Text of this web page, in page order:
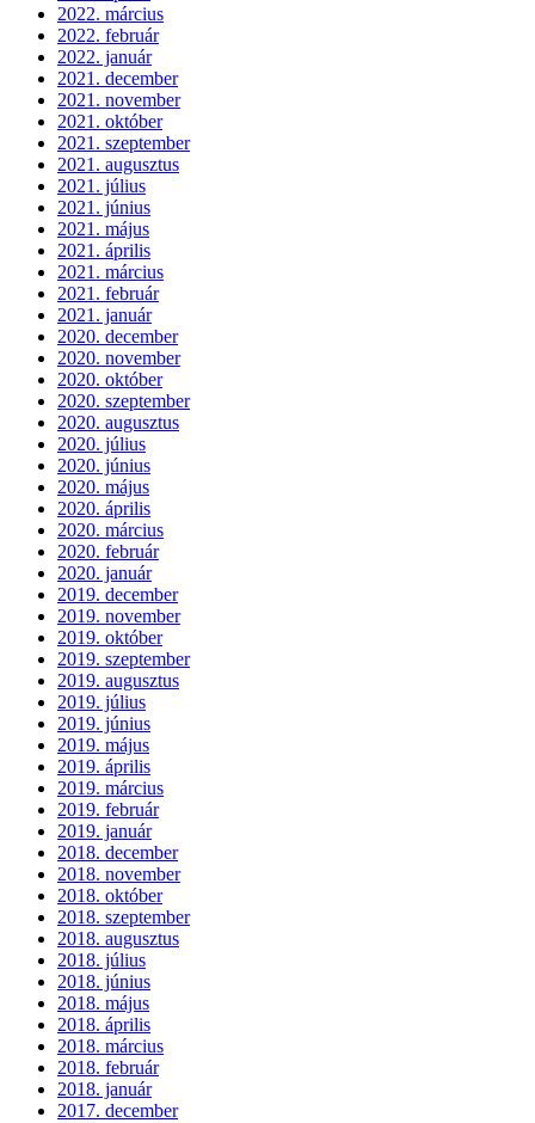
2022. március
2022. február
2022. január
2021. december
2021. november
2021. október
2021. szeptember
2021. augusztus
2021. július
2021. június
2021. május
2021. április
2021. március
2021. február
2021. január
2020. december
2020. november
2020. október
2020. szeptember
2020. augusztus
2020. július
2020. június
2020. május
2020. április
2020. március
2020. február
2020. január
2019. december
2019. november
2019. október
2019. szeptember
2019. augusztus
2019. július
2019. június
2019. május
2019. április
2019. március
2019. február
2019. január
2018. december
2018. november
2018. október
2018. szeptember
2018. augusztus
2018. július
2018. június
2018. május
2018. április
2018. március
2018. február
2018. január
2017. december